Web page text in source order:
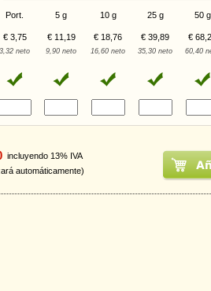
Port. 5 g 10 g 25 g 50 g
€ 3,75 € 11,19 € 18,76 € 39,89 €
3,32 neto 9,90 neto 16,60 neto 35,30 neto 60,40
incluyendo 13% IVA
automáticamente)